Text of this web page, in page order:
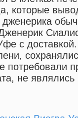
которые
с
потребовали
не